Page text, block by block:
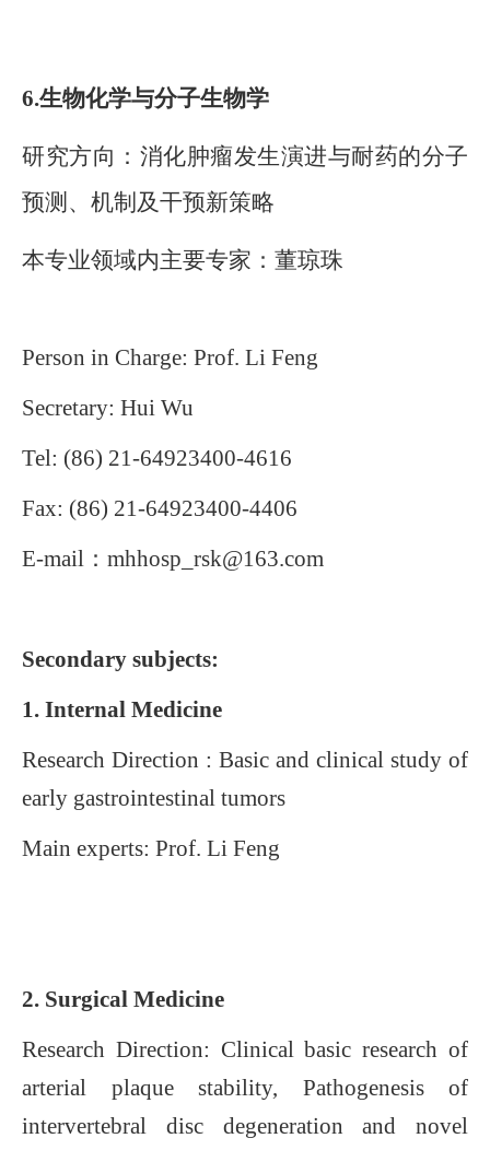
6.生物化学与分子生物学
研究方向：消化肿瘤发生演进与耐药的分子
预测、机制及干预新策略
本专业领域内主要专家：董琼珠
Person in Charge: Prof. Li Feng
Secretary: Hui Wu
Tel: (86) 21-64923400-4616
Fax: (86) 21-64923400-4406
E-mail ： mhhosp_rsk@163.com
Secondary subjects:
1. Internal Medicine
Research Direction : Basic and clinical study of
early gastrointestinal tumors
Main experts: Prof. Li Feng
2. Surgical Medicine
Research Direction: Clinical basic research of
arterial plaque stability, Pathogenesis of
intervertebral disc degeneration and novel